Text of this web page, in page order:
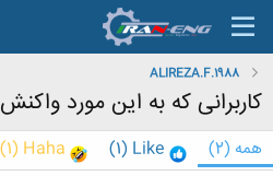
ALIREZA.F.1988
کاربرانی که به این مورد
همه (2)
Like
(1)
Haha
(1)